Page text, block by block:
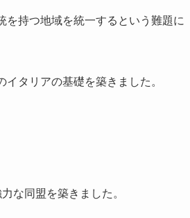
を持つ地域を統一するという難題に
タリアの基礎を築きました。
な同盟を築きました。